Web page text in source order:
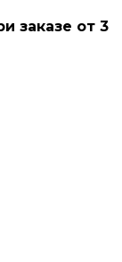
заказе от 3